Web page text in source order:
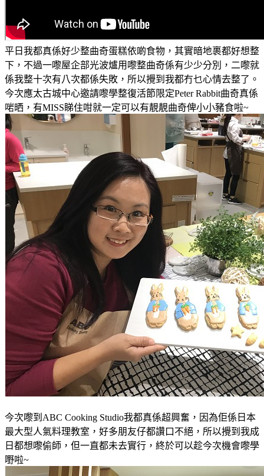
平日我都真係好少整曲奇蛋糕依啲食物，其實暗地裹都好想整
下，不過一嚟屋企部光波爐用嚟整曲奇係有少少分別，二嚟就
係我整十次有八次都係失敗，所以攪到我都冇乜心情去整了。
今次應太古城中心邀請嚟學整復活節限定Peter Rabbit曲奇真係
啱晒，有MISS睇住咁就一定可以有靚靚曲奇俾小小豬食啦~
今次嚟到ABC Cooking Studio我都真係超興奮，因為佢係日本
最大型人氣料理教室，好多朋友仔都讚口不絕，所以攪到我成
日都想嚟偷師， 但一直都未去實行，終於可以趁今次機會嚟學
嘢啦~